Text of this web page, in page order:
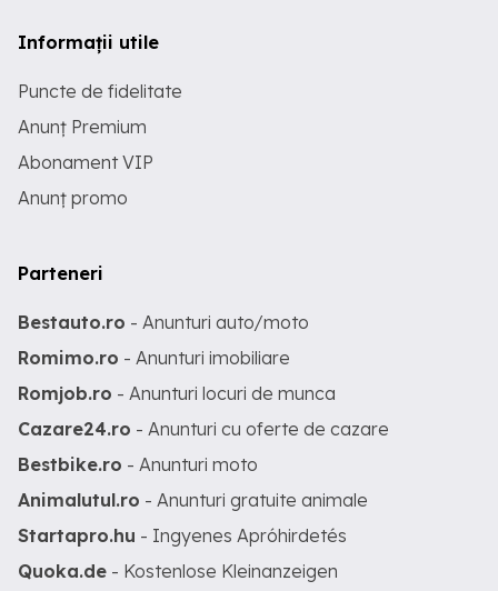
Informații utile
Puncte de fidelitate
Anunț Premium
Abonament VIP
Anunț promo
Parteneri
Bestauto.ro - Anunturi auto/moto
Romimo.ro - Anunturi imobiliare
Romjob.ro - Anunturi locuri de munca
Cazare24.ro - Anunturi cu oferte de cazare
Bestbike.ro - Anunturi moto
Animalutul.ro - Anunturi gratuite animale
Startapro.hu - Ingyenes Apróhirdetés
Quoka.de - Kostenlose Kleinanzeigen